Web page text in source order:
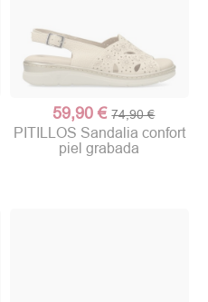
59,90 € 74,90 €
PITILLOS Sandalia confort
piel grabada